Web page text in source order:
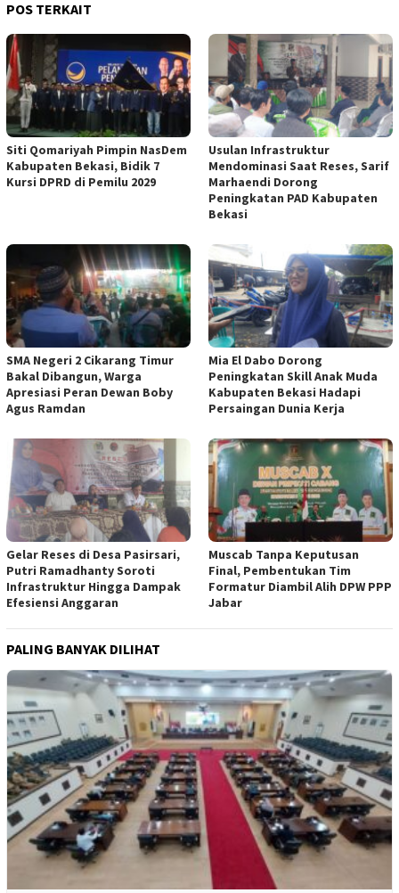
POS TERKAIT
Siti Qomariyah Pimpin NasDem
Kabupaten Bekasi, Bidik 7
Kursi DPRD di Pemilu 2029
Usulan Infrastruktur
Mendominasi Saat Reses, Sarif
Marhaendi Dorong
Peningkatan PAD Kabupaten
Bekasi
SMA Negeri 2 Cikarang Timur
Bakal Dibangun, Warga
Apresiasi Peran Dewan Boby
Agus Ramdan
Mia El Dabo Dorong
Peningkatan Skill Anak Muda
Kabupaten Bekasi Hadapi
Persaingan Dunia Kerja
Gelar Reses di Desa Pasirsari,
Putri Ramadhanty Soroti
Infrastruktur Hingga Dampak
Efesiensi Anggaran
Muscab Tanpa Keputusan
Final, Pembentukan Tim
Formatur Diambil Alih DPW PPP
Jabar
PALING BANYAK DILIHAT